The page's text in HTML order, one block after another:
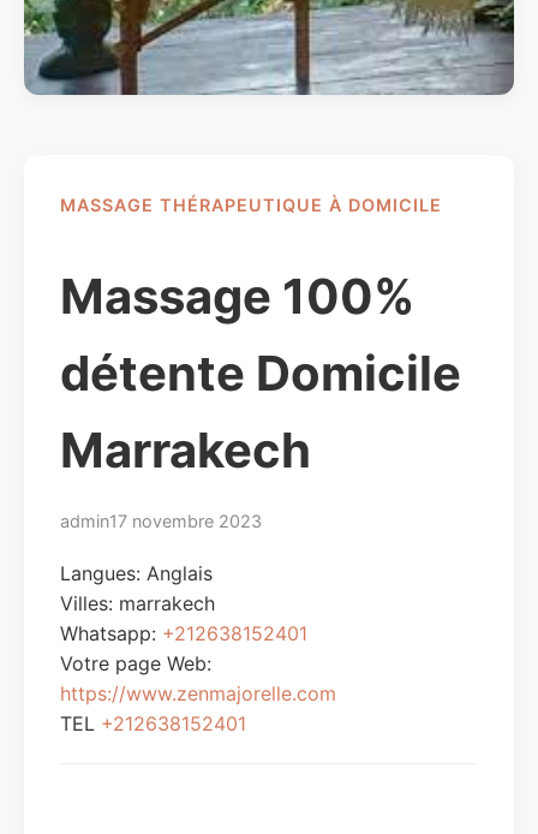
MASSAGE THÉRAPEUTIQUE À DOMICILE
Massage 100%
détente Domicile
Marrakech
admin17 novembre 2023
Langues: Anglais
Villes: marrakech
Whatsapp: +212638152401
Votre page Web:
https://www.zenmajorelle.com
TEL +212638152401